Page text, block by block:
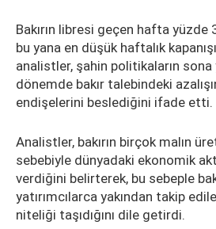
Bakırın libresi geçen hafta yüzde
bu yana en düşük haftalık
analistler, şahin politikaların sona
dönemde bakır talebindeki
endişelerini beslediğini ifade etti.
Analistler, bakırın birçok malın
sebebiyle dünyadaki ekonomik
verdiğini belirterek, bu sebeple
yatırımcılarca yakından takip
niteliği taşıdığını dile getirdi.